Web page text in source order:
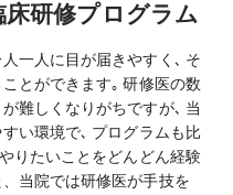
研修プログラム
一人に目が届きやすく､ そ
とができます｡ 研修医の数
難しくなりがちですが､ 当
い環境で､ プログラムも比
りたいことをどんどん経験
当院では研修医が手技を